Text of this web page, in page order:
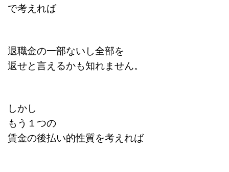
で考えれば
退職金の一部ないし全部を
返せと言えるかも知れません。
しかし
もう１つの
賃金の後払い的性質を考えれば